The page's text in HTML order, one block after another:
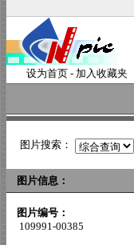
设为首页 - 加入收藏夹
图片搜索：
图片信息：
图片编号：
109991-00385